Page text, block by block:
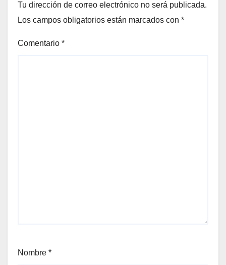
Tu dirección de correo electrónico no será publicada.
Los campos obligatorios están marcados con *
Comentario *
Nombre *